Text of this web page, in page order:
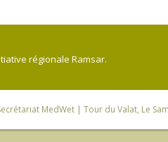
régionale Ramsar.
MedWet | Tour du Valat, Le